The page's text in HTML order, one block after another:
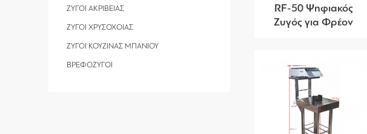
ΖΥΓΟΙ ΑΚΡΙΒΕΙΑΣ
ΖΥΓΟΙ ΧΡΥΣΟΧΟΙΑΣ
ΖΥΓΟΙ ΚΟΥΖΙΝΑΣ ΜΠΑΝΙΟΥ
ΒΡΕΦΟΖΥΓΟΙ
RF-50 Ψηφιακός
Ζυγός για Φρέον